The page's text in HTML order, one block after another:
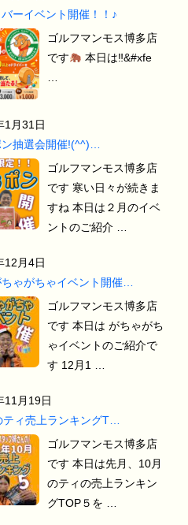
バーイベント開催！！♪
ゴルフマンモス博多店
です
本日は‼&#xfe
1月31日
抽選会開催!(^^)…
ゴルフマンモス博多店
です 寒い日々が続きま
すね 本日は２月のイベ
ントのご紹介 …
12月4日
ゃがちゃイベント開催…
ゴルフマンモス博多店
です 本日は がちゃがち
ゃイベントのご紹介で
す 12月1 …
11月19日
ティ売上ランキングT…
ゴルフマンモス博多店
です 本日は先月、10月
のティの売上ランキン
グTOP５を …